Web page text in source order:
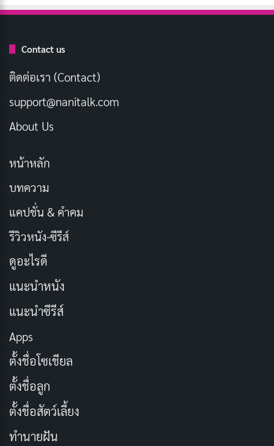
อนิเมะ PING PONG THE ANIMATION เล่าเรื่องราวของเด็ก
มัธยมปลายสองคนคือ Peco และ Smile แม้ว่าจะเป็นบุคลิก
เด็ก
เก่งมาก แต่เขามักจะเล่นแบบเอามันส์มากกว่าที่จะจริงจัง
กับการแข่งขัน Smile เป็นเพื่อนสนิทของ Peco เขาเป็นคน
เงียบขรึมและไม่ค่อยพูด เขาเป็นนักปิงปองที่เก่ง แต่เขามัก
เรื่องราวเริ่มต้นเมื่อ Peco แพ้อย่างหมดรูปต่อนักเรียนชาว
ตัดสินใจเลิกเล่นปิงปอง Smile พยายามที่จะโน้มน้าวให้
Peco กลับมาเล่นอีกครั้ง แต่ Peco ปฏิเสธ
2. RUN WITH THE WIND
Contact us
ติดต่อเรา (Contact)
support@nanitalk.com
About Us
หน้าหลัก
บทความ
แคปชั่น & คำคม
รีวิวหนัง-ซีรีส์
ดูอะไรดี
แนะนำหนัง
แนะนำซีรีส์
Apps
ตั้งชื่อโซเชียล
ตั้งชื่อลูก
ตั้งชื่อสัตว์เลี้ยง
ทำนายฝัน